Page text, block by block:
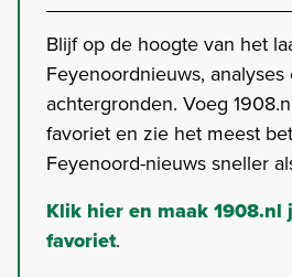
Blijf op de hoogte van het
Feyenoordnieuws, analyses
achtergronden. Voeg
favoriet en zie het meest
Feyenoord-nieuws sneller
Klik hier en maak 1908.nl
favoriet.